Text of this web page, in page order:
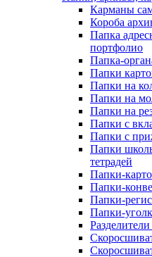
Карманы
Короба
Папка
портфолио
Папка-
Папки
Папки на
Папки на
Папки на
Папки с
Папки с
Папки
тетрадей
Папки-
Папки-
Папки-
Папки-